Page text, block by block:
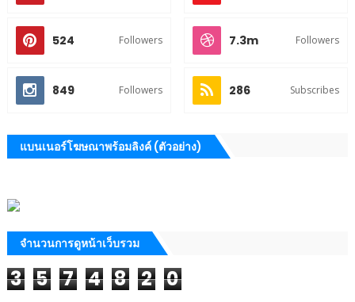
524 Followers 7.3m Followers
849 Followers 286 Subscribes
แบนเนอร์โฆษณาพร้อมลิงค์ (ตัวอย่าง)
จำนวนการดูหน้าเว็บรวม
3 5 7 4 8 2 0